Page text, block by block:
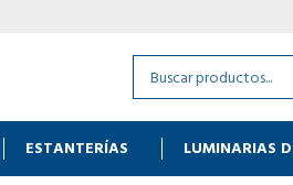
ESTANTERÍAS LUMINARIAS